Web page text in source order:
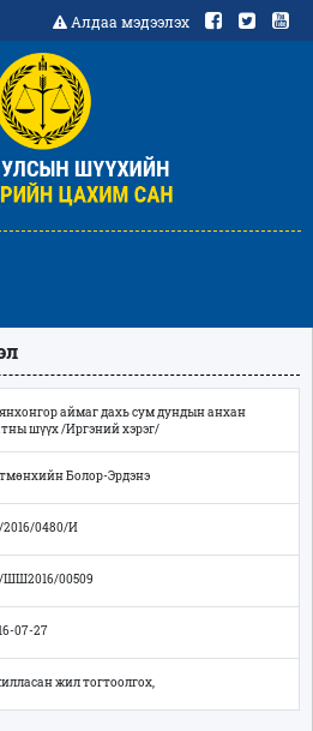
Алдаа мэдээлэх
аймаг дахь сум дундын анхан
шүүх /Иргэний хэрэг/
Болор-Эрдэнэ
2016/0480/И
ШШ2016/00509
07-27
жил тогтоолгох,